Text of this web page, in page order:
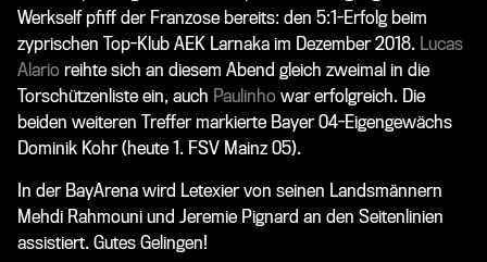
Werkself pfiff der Franzose bereits: den 5:1-Erfolg beim
zyprischen Top-Klub AEK Larnaka im Dezember 2018. Lucas
Alario reihte sich an diesem Abend gleich zweimal in die
Torschützenliste ein, auch Paulinho war erfolgreich. Die
beiden weiteren Treffer markierte Bayer 04-Eigengewächs
Dominik Kohr (heute 1. FSV Mainz 05).
In der BayArena wird Letexier von seinen Landsmännern
Mehdi Rahmouni und Jeremie Pignard an den Seitenlinien
assistiert. Gutes Gelingen!